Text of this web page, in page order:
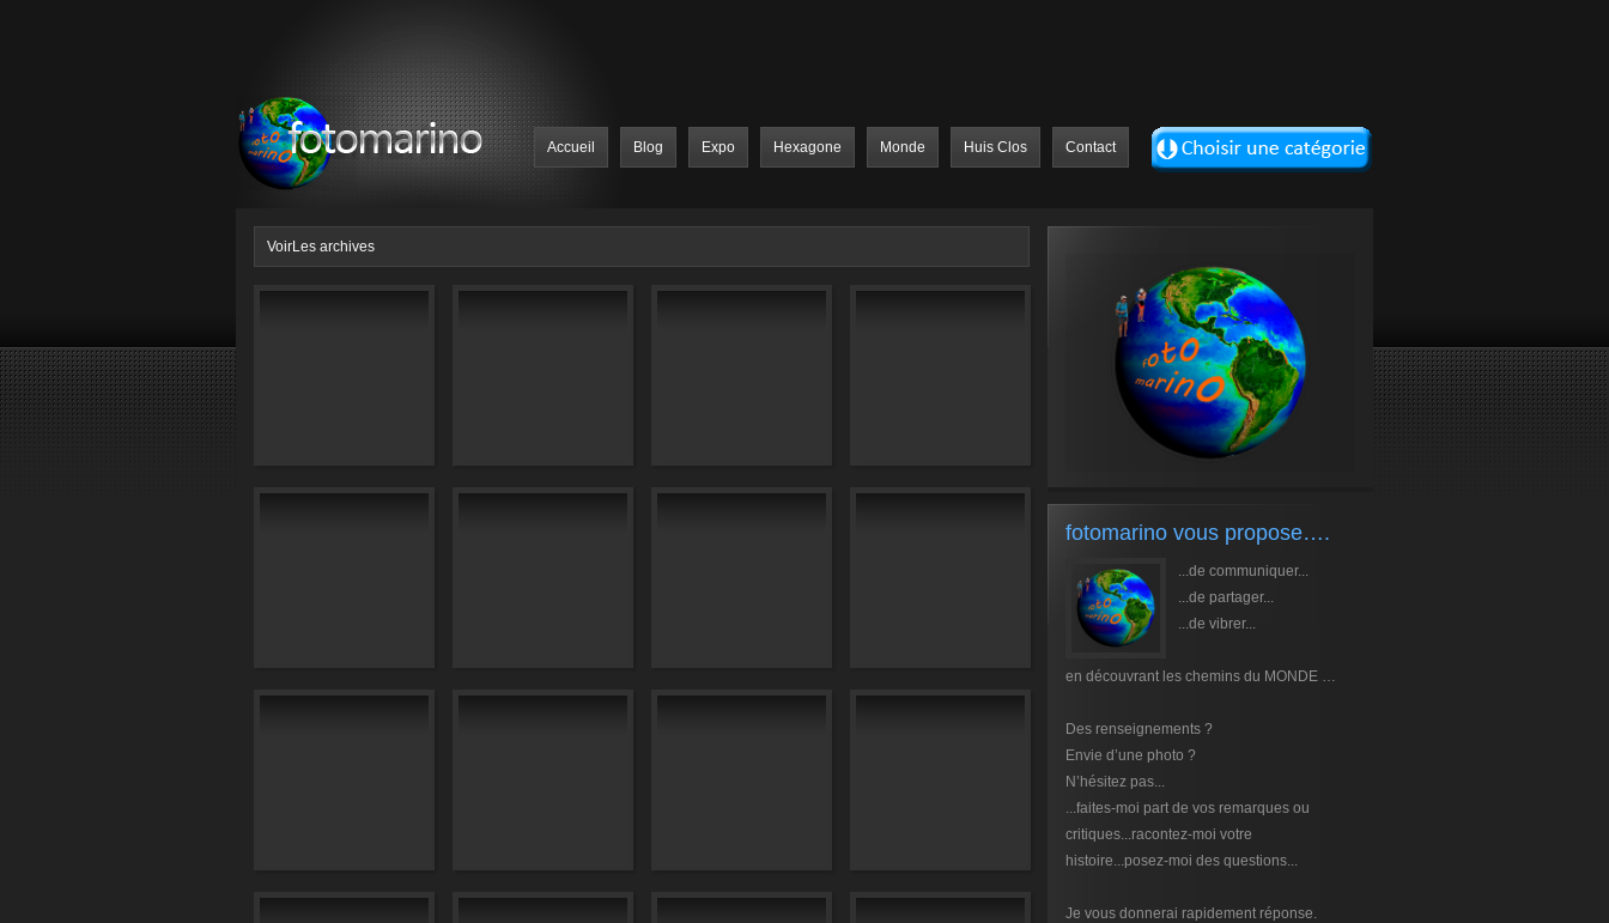
Accueil Blog Expo Hexagone Monde Huis Clos Contact
VoirLes archives
fotomarino vous propose….
...de communiquer...
...de partager...
...de vibrer...
en découvrant les chemins du MONDE …
Des renseignements ?
Envie d’une photo ?
N’hésitez pas...
...faites-moi part de vos remarques ou
critiques...racontez-moi votre
histoire...posez-moi des questions...
Je vous donnerai rapidement réponse.